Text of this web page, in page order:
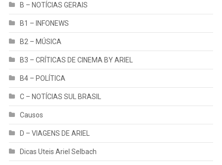
B – NOTÍCIAS GERAIS
B1 – INFONEWS
B2 – MÚSICA
B3 – CRÍTICAS DE CINEMA BY ARIEL
B4 – POLÍTICA
C – NOTÍCIAS SUL BRASIL
Causos
D – VIAGENS DE ARIEL
Dicas Uteis Ariel Selbach